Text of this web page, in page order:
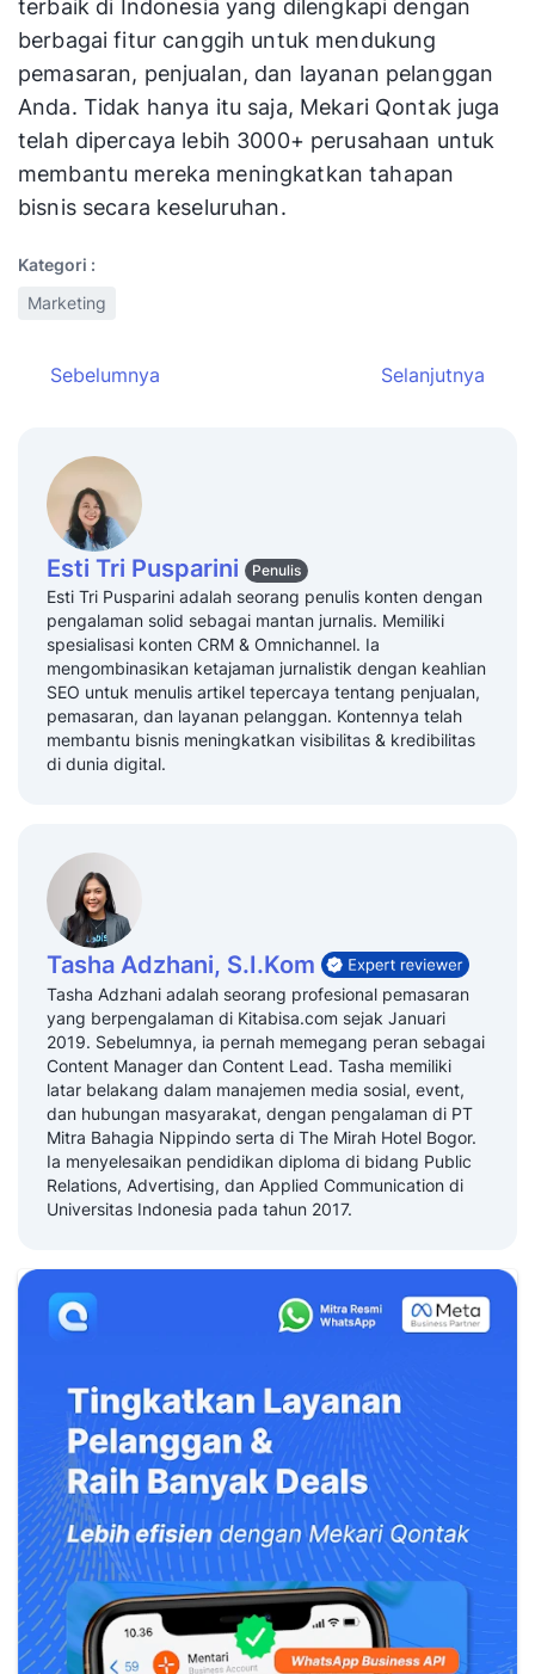
terbaik di Indonesia yang dilengkapi dengan
berbagai fitur canggih untuk mendukung
pemasaran, penjualan, dan layanan pelanggan
Anda. Tidak hanya itu saja, Mekari Qontak juga
telah dipercaya lebih 3000+ perusahaan untuk
membantu mereka meningkatkan tahapan
bisnis secara keseluruhan.
Kategori :
Marketing
Sebelumnya Selanjutnya
Esti Tri Pusparini Penulis
Esti Tri Pusparini adalah seorang penulis konten dengan
pengalaman solid sebagai mantan jurnalis. Memiliki
spesialisasi konten CRM & Omnichannel. Ia
mengombinasikan ketajaman jurnalistik dengan keahlian
SEO untuk menulis artikel tepercaya tentang penjualan,
pemasaran, dan layanan pelanggan. Kontennya telah
membantu bisnis meningkatkan visibilitas & kredibilitas
di dunia digital.
Tasha Adzhani, S.I.Kom
Tasha Adzhani adalah seorang profesional pemasaran
yang berpengalaman di Kitabisa.com sejak Januari
2019. Sebelumnya, ia pernah memegang peran sebagai
Content Manager dan Content Lead. Tasha memiliki
latar belakang dalam manajemen media sosial, event,
dan hubungan masyarakat, dengan pengalaman di PT
Mitra Bahagia Nippindo serta di The Mirah Hotel Bogor.
Ia menyelesaikan pendidikan diploma di bidang Public
Relations, Advertising, dan Applied Communication di
Universitas Indonesia pada tahun 2017.